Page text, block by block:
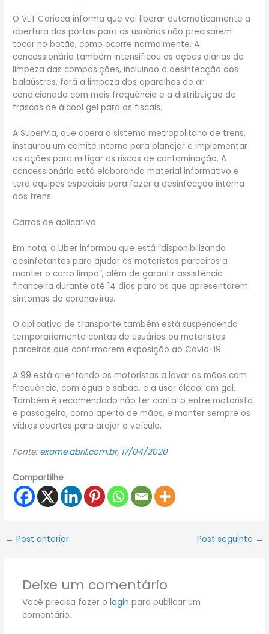
O VLT Carioca informa que vai liberar automaticamente a
abertura das portas para os usuários não precisarem
tocar no botão, como ocorre normalmente. A
concessionária também intensificou as ações diárias de
limpeza das composições, incluindo a desinfecção dos
balaústres, fará a limpeza dos aparelhos de ar
condicionado com mais frequência e a distribuição de
frascos de álcool gel para os fiscais.
A SuperVia, que opera o sistema metropolitano de trens,
instaurou um comitê interno para planejar e implementar
as ações para mitigar os riscos de contaminação. A
concessionária está elaborando material informativo e
terá equipes especiais para fazer a desinfecção interna
dos trens.
Carros de aplicativo
Em nota, a Uber informou que está “disponibilizando
desinfetantes para ajudar os motoristas parceiros a
manter o carro limpo”, além de garantir assistência
financeira durante até 14 dias para os que apresentarem
sintomas do coronavírus.
O aplicativo de transporte também está suspendendo
temporariamente contas de usuários ou motoristas
parceiros que confirmarem exposição ao Covid-19.
A 99 está orientando os motoristas a lavar as mãos com
frequência, com água e sabão, e a usar álcool em gel.
Também é recomendado não ter contato entre motorista
e passageiro, como aperto de mãos, e manter sempre os
vidros abertos para arejar o veículo.
Fonte: exame.abril.com.br, 17/04/2020
Compartilhe
← Post anterior Post seguinte →
Deixe um comentário
Você precisa fazer o login para publicar um
comentário.